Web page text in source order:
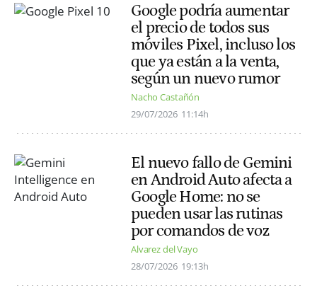
Google podría aumentar
el precio de todos sus
móviles Pixel, incluso los
que ya están a la venta,
según un nuevo rumor
Nacho Castañón
29/07/2026 11:14h
El nuevo fallo de Gemini
en Android Auto afecta a
Google Home: no se
pueden usar las rutinas
por comandos de voz
Alvarez del Vayo
28/07/2026 19:13h